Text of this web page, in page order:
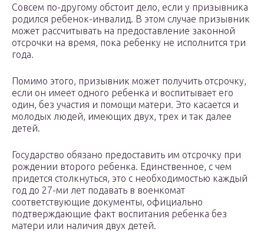
Совсем по-другому обстоит дело, если у призывника
родился ребенок-инвалид. В этом случае призывник
может рассчитывать на предоставление законной
отсрочки на время, пока ребенку не исполнится три
года.
Помимо этого, призывник может получить отсрочку,
если он имеет одного ребенка и воспитывает его
один, без участия и помощи матери. Это касается и
молодых людей, имеющих двух, трех и так далее
детей.
Государство обязано предоставить им отсрочку при
рождении второго ребенка. Единственное, с чем
придется столкнуться, это с необходимостью каждый
год до 27-ми лет подавать в военкомат
соответствующие документы, официально
подтверждающие факт воспитания ребенка без
матери или наличия двух детей.